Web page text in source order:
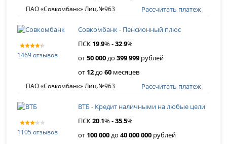
ПАО «Совкомбанк» Лиц.№963 Рассчитать платеж
1469 отзывов
Совкомбанк - Пенсионный плюс
ПСК 19.9% -32.9%
от50 000до399 999 рублей
от 12до60 месяцев
ПАО «Совкомбанк» Лиц.№963 Рассчитать платеж
1105 отзывов
ВТБ - Кредит наличными на любые цели
ПСК20.1% -35.5%
от 100 000до40 000 000 рублей